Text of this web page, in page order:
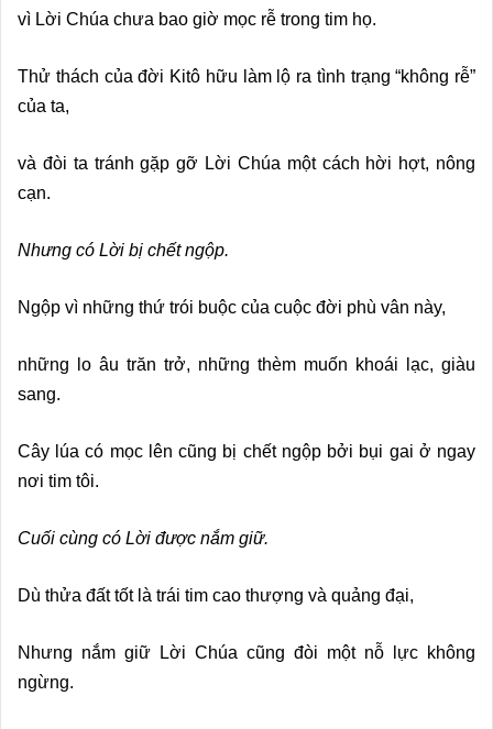
vì Lời Chúa chưa bao giờ mọc rễ trong tim họ.
Thử thách của đời Kitô hữu làm lộ ra tình trạng “không rễ”
của ta,
và đòi ta tránh gặp gỡ Lời Chúa một cách hời hợt, nông
cạn.
Nhưng có Lời bị chết ngộp.
Ngộp vì những thứ trói buộc của cuộc đời phù vân này,
những lo âu trăn trở, những thèm muốn khoái lạc, giàu
sang.
Cây lúa có mọc lên cũng bị chết ngộp bởi bụi gai ở ngay
nơi tim tôi.
Cuối cùng có Lời được nắm giữ.
Dù thửa đất tốt là trái tim cao thượng và quảng đại,
Nhưng nắm giữ Lời Chúa cũng đòi một nỗ lực không
ngừng.